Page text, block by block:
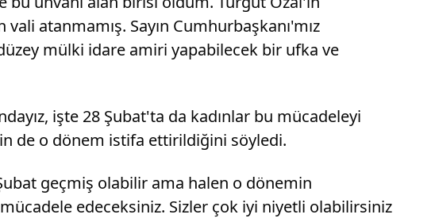
atanmamış. Sayın Cumhurbaşkanı'mız
mülki idare amiri yapabilecek bir ufka ve
işte 28 Şubat'ta da kadınlar bu mücadeleyi
de o dönem istifa ettirildiğini söyledi.
geçmiş olabilir ama halen o dönemin
edeceksiniz. Sizler çok iyi niyetli olabilirsiniz